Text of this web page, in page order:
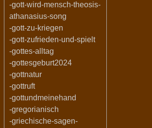
-gott-wird-mensch-theosis-
athanasius-song
-gott-zu-kriegen
-gott-zufrieden-und-spielt
-gottes-alltag
-gottesgeburt2024
-gottnatur
-gottruft
-gottundmeinehand
-gregorianisch
-griechische-sagen-